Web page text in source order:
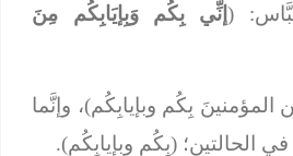
( إنِّي بِكُم وَبِإيَابِكُم مِنَ
بِكُم وبإيابِكُم)، وإنَّما
الحالتين؛ (بِكُم وبإيابِكُم).